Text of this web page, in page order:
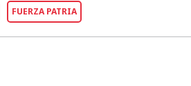
FUERZA PATRIA